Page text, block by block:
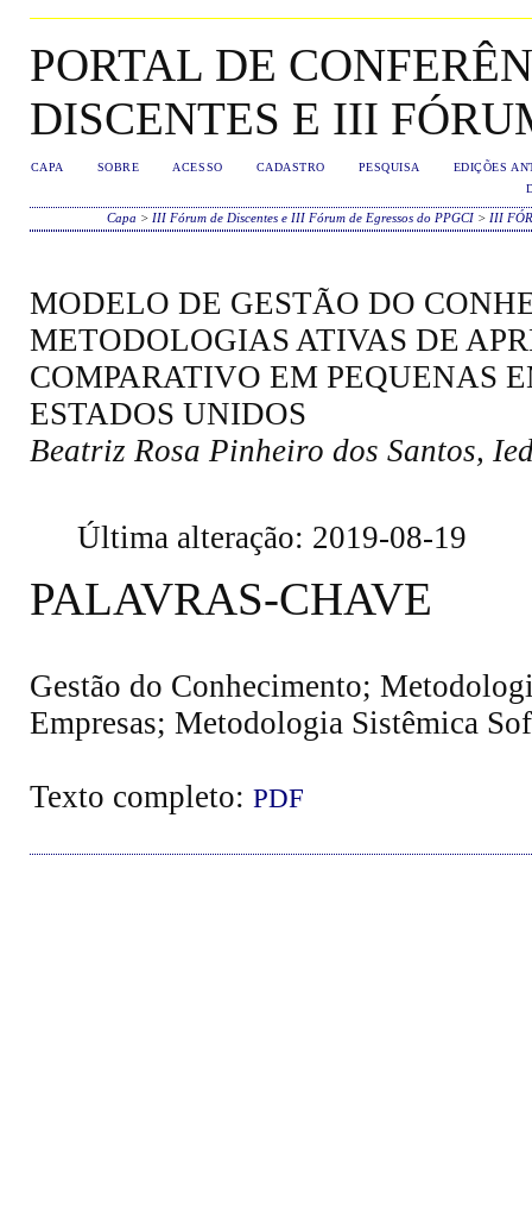
PORTAL DE
DISCENTES E III
CAPA SOBRE ACESSO CADASTRO PESQUISA
EDIÇÕES
Capa > III Fórum de Discentes e III Fórum de Egressos do PPGCI > III
MODELO DE GESTÃO DO
METODOLOGIAS ATIVAS DE
COMPARATIVO EM PEQUENAS
ESTADOS UNIDOS
Beatriz Rosa Pinheiro dos Santos,
Última alteração: 2019-08-19
PALAVRAS-CHAVE
Gestão do Conhecimento;
Empresas; Metodologia Sistêmica
Texto completo: PDF